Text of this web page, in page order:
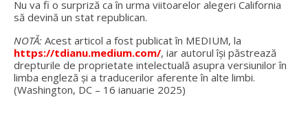
Nu va fi o surpriză ca în urma viitoarelor alegeri California
să devină un stat republican.
NOTĂ: Acest articol a fost publicat în MEDIUM, la
https://tdianu.medium.com/, iar autorul își păstrează
drepturile de proprietate intelectuală asupra versiunilor în
limba engleză și a traducerilor aferente în alte limbi.
(Washington, DC – 16 ianuarie 2025)